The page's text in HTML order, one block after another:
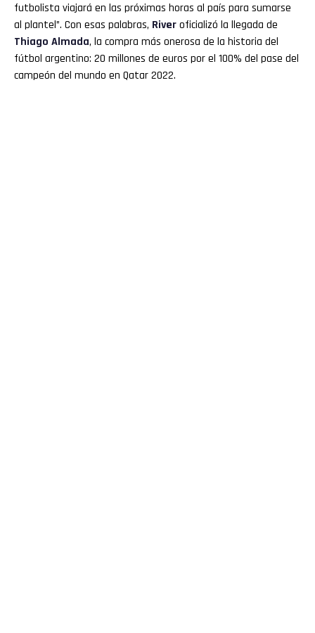
futbolista viajará en las próximas horas al país para sumarse
al plantel”. Con esas palabras, Riveroficializó la llegada de
Thiago Almada, la compra más onerosa de la historia del
fútbol argentino: 20 millones de euros por el 100% del pase del
campeón del mundo en Qatar 2022.